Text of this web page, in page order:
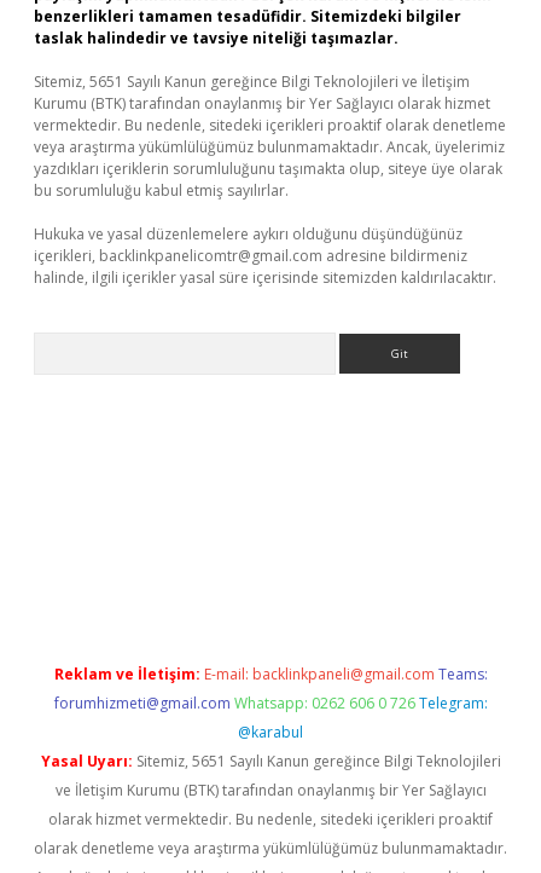
benzerlikleri tamamen tesadüfidir. Sitemizdeki bilgiler
taslak halindedir ve tavsiye niteliği taşımazlar.
Sitemiz, 5651 Sayılı Kanun gereğince Bilgi Teknolojileri ve İletişim
Kurumu (BTK) tarafından onaylanmış bir Yer Sağlayıcı olarak hizmet
vermektedir. Bu nedenle, sitedeki içerikleri proaktif olarak denetleme
veya araştırma yükümlülüğümüz bulunmamaktadır. Ancak, üyelerimiz
yazdıkları içeriklerin sorumluluğunu taşımakta olup, siteye üye olarak
bu sorumluluğu kabul etmiş sayılırlar.
Hukuka ve yasal düzenlemelere aykırı olduğunu düşündüğünüz
içerikleri, backlinkpanelicomtr@gmail.com adresine bildirmeniz
halinde, ilgili içerikler yasal süre içerisinde sitemizden kaldırılacaktır.
Reklam ve İletişim: E-mail: backlinkpaneli@gmail.com Teams:
forumhizmeti@gmail.com Whatsapp: 0262 606 0 726 Telegram:
@karabul
Yasal Uyarı: Sitemiz, 5651 Sayılı Kanun gereğince Bilgi Teknolojileri
ve İletişim Kurumu (BTK) tarafından onaylanmış bir Yer Sağlayıcı
olarak hizmet vermektedir. Bu nedenle, sitedeki içerikleri proaktif
olarak denetleme veya araştırma yükümlülüğümüz bulunmamaktadır.